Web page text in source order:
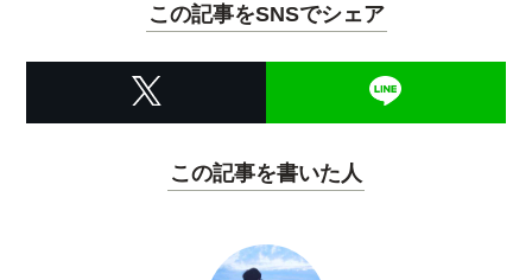
この記事をSNSでシェア
この記事を書いた人